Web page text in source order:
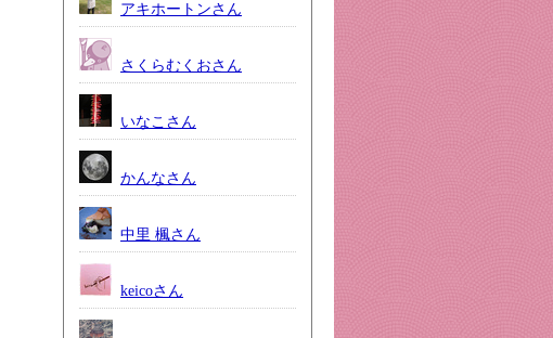
アキホートンさん
さくらむくおさん
いなこさん
かんなさん
中里 楓さん
keicoさん